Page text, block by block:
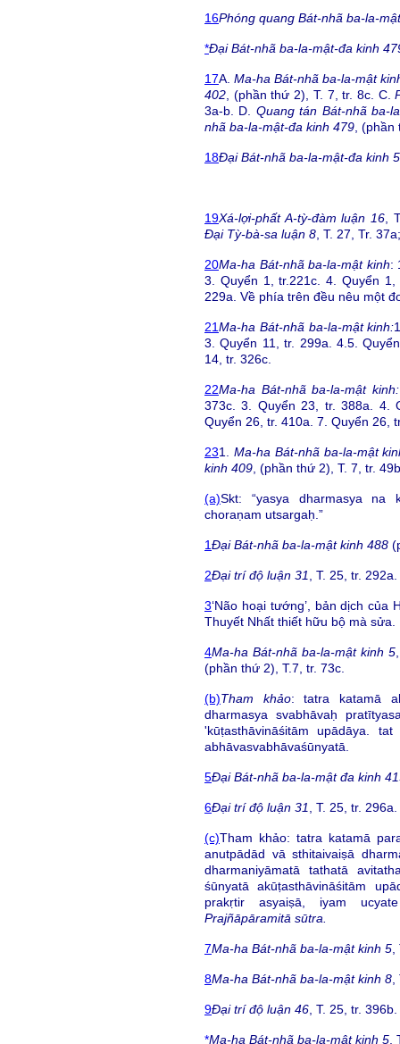
16Phóng quang Bát-nhã ba-la-
*Đại Bát-nhã ba-la-mật-đa kinh
17A. Ma-ha Bát-nhã ba-la-mật
402 , (phần thứ 2), T. 7, tr. 8c. C.
3a-b. D. Quang tán Bát-nhã ba-
nhã ba-la-mật-đa kinh 479 ,
18Đại Bát-nhã ba-la-mật-đa kinh
19Xá-lợi-phất A-tỳ-đàm luận 16 ,
Đại Tỳ-bà-sa luận 8 , T. 27, Tr.
20Ma-ha Bát-nhã ba-la-mật kinh:
3. Quyển 1, tr.221c. 4. Quyển
229a. Về phía trên đều nêu một
21Ma-ha Bát-nhã ba-la-mật kinh:
3. Quyển 11, tr. 299a. 4.5.
14, tr. 326c.
22Ma-ha Bát-nhã ba-la-mật kinh:
373c. 3. Quyển 23, tr. 388a. 4.
Quyển 26, tr. 410a. 7. Quyển 26,
231. Ma-ha Bát-nhã ba-la-mật
kinh 409 , (phần thứ 2), T. 7, tr.
(a)Skt: “yasya dharmasya na
choraṇam utsargaḥ.”
1Đại Bát-nhã ba-la-mật kinh 488
2Đại trí độ luận 31 , T. 25, tr. 292a.
3‘Não hoại tướng’, bản dịch của
Thuyết Nhất thiết hữu bộ mà sửa.
4Ma-ha Bát-nhã ba-la-mật kinh 5
(phần thứ 2), T.7, tr. 73c.
(b)Tham khảo: tatra katamā
dharmasya svabhāvaḥ
'kūṭasthāvināśitām upādāya.
abhāvasvabhāvaśūnyatā.
5Đại Bát-nhã ba-la-mật đa kinh
6Đại trí độ luận 31 , T. 25, tr. 296a.
(c)Tham khảo: tatra katamā
anutpādād vā sthitaivaiṣā
dharmaniyāmatā tathatā
śūnyatā akūṭasthāvināśitām
prakṛtir asyaiṣā, iyam
Prajñāpāramitā sūtra.
7Ma-ha Bát-nhã ba-la-mật kinh 5
8Ma-ha Bát-nhã ba-la-mật kinh 8
9Đại trí độ luận 46 , T. 25, tr. 396b.
*Ma-ha Bát-nhã ba-la-mật kinh 5